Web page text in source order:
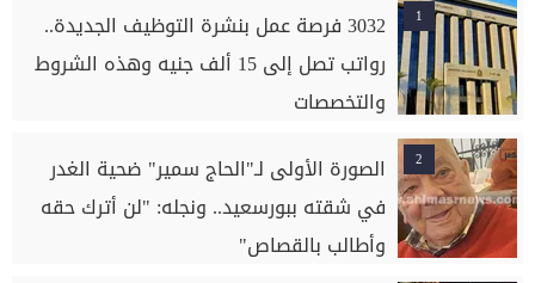
1
3032 فرصة عمل بنشرة التوظيف الجديدة..
رواتب تصل إلى 15 ألف جنيه وهذه الشروط
والتخصصات
2
الصورة الأولى لـ"الحاج سمير" ضحية الغدر
في شقته ببورسعيد.. ونجله: "لن أترك حقه
وأطالب بالقصاص"